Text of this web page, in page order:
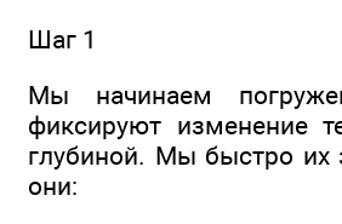
Шаг 1
Мы начинаем
фиксируют изменение
глубиной. Мы быстро их
они: